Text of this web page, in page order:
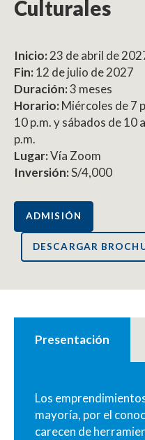
Culturales
Inicio:23 de abril de
Fin: 12 de julio de 2027
Duración:3 meses
Horario: Miércoles de 7
10 p.m. y sábados de 10
p.m.
Lugar:Vía Zoom
Inversión:S/4,000
ADMISIÓN
DESCARGAR
Presentación
Los
mayoría, por el
carecen de